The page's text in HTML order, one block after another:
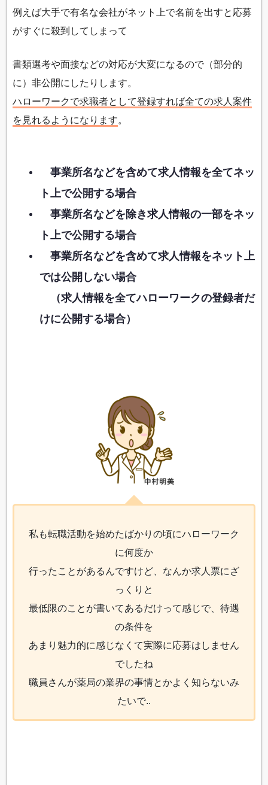
例えば大手で有名な会社がネット上で名前を出すと応募
がすぐに殺到してしまって
書類選考や面接などの対応が大変になるので（部分的
に）非公開にしたりします。
ハローワークで求職者として登録すれば全ての求人案件
を見れるようになります
事業所名などを含めて求人情報を全てネッ
ト上で公開する場合
事業所名などを除き求人情報の一部をネッ
ト上で公開する場合
事業所名などを含めて求人情報をネット上
では公開しない場合
（求人情報を全てハローワークの登録者だ
けに公開する場合）
私も転職活動を始めたばかりの頃にハローワーク
に何度か
行ったことがあるんですけど、なんか求人票にざ
っくりと
最低限のことが書いてあるだけって感じで、待遇
の条件を
あまり魅力的に感じなくて実際に応募はしません
でしたね
職員さんが薬局の業界の事情とかよく知らないみ
たいで..